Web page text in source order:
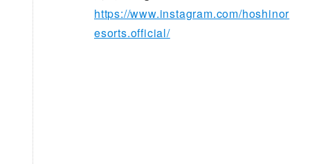
https://www.instagram.com/hoshinor
esorts.official/